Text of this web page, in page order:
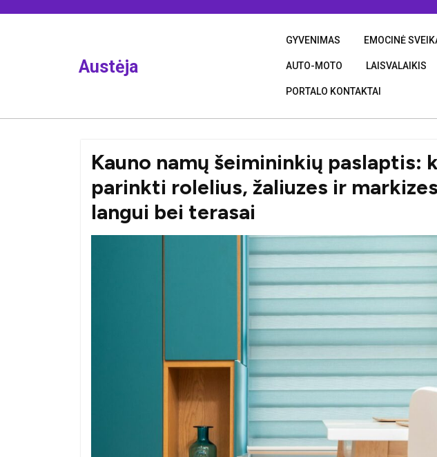
Austėja
GYVENIMAS EMOCINĖ
AUTO-MOTO LAISVALAIKIS
PORTALO KONTAKTAI
Kauno namų šeimininkių paslaptis:
parinkti rolelius, žaliuzes ir
langui bei terasai